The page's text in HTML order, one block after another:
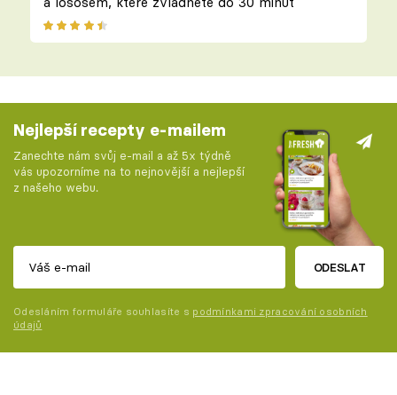
Nejlepší recepty e-mailem
Zanechte nám svůj e-mail a až 5x týdně
vás upozorníme na to nejnovější a nejlepší
z našeho webu.
ODESLAT
Odesláním formuláře souhlasíte s podmínkami zpracování osobních
údajů